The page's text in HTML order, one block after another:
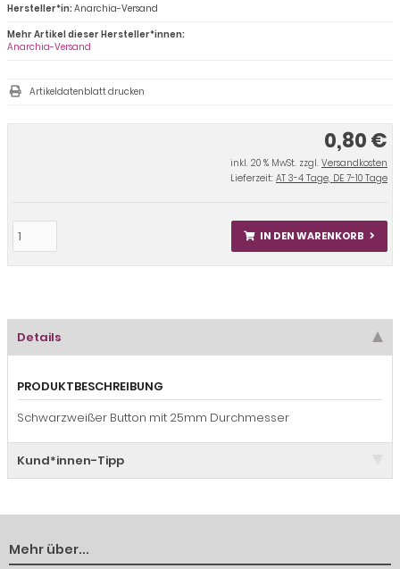
0,80 €
inkl. 20 % MwSt. zzgl. Versandkosten
Lieferzeit: AT 3-4 Tage, DE 7-10 Tage
IN DEN WARENKORB
Hersteller*in:Anarchia-Versand
Mehr Artikel dieser Hersteller*innen:
Anarchia-Versand
Artikeldatenblatt drucken
Details
PRODUKTBESCHREIBUNG
Schwarzweißer Button mit 25mm Durchmesser
Kund*innen-Tipp
Mehr über...